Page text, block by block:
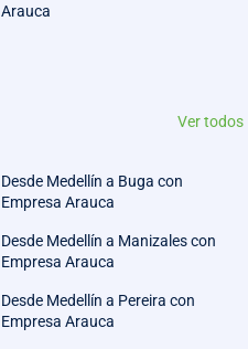
Arauca
Ver todos
Desde Medellín a Buga con
Empresa Arauca
Desde Medellín a Manizales con
Empresa Arauca
Desde Medellín a Pereira con
Empresa Arauca